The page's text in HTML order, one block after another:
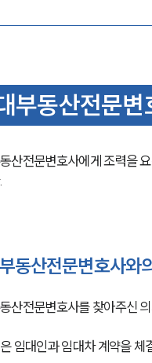
부동산전문
산전문변호사에게 조력을
동산전문변호사와
산전문변호사를 찾아주신
임대인과 임대차 계약을 체